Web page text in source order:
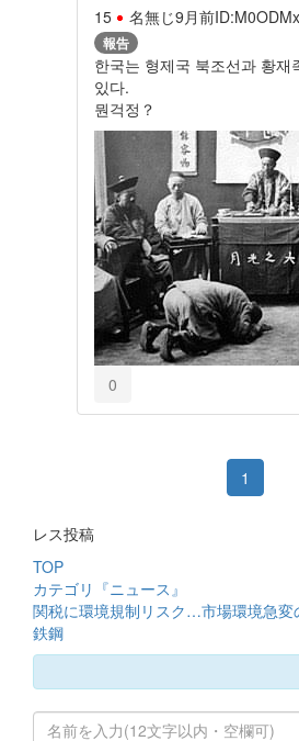
15 名無じ9月前
報告
한국는 형제국 북조선과 황재
있다.
뭔걱정？
0
1
レス投稿
TOP
カテゴリ『ニュース』
関税に環境規制リスク…市場環境急変
鉄鋼